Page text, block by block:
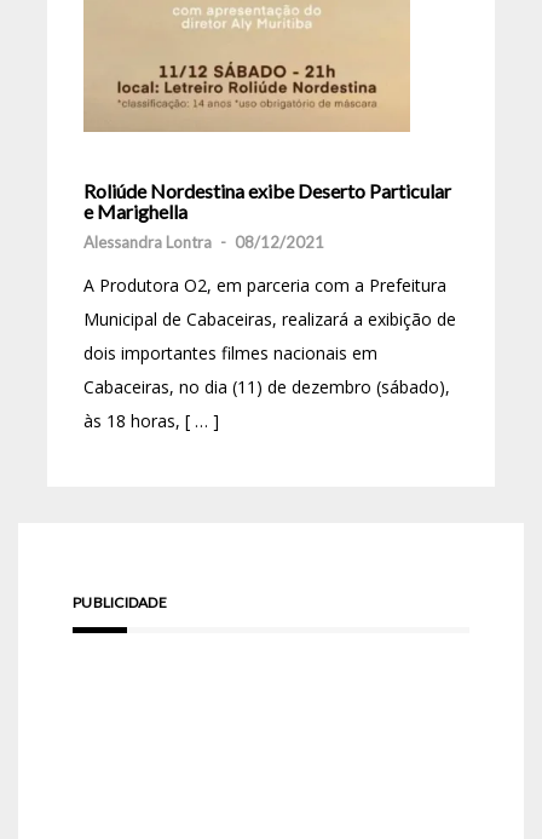
Roliúde Nordestina exibe Deserto Particular
e Marighella
Alessandra Lontra - 08/12/2021
A Produtora O2, em parceria com a Prefeitura
Municipal de Cabaceiras, realizará a exibição de
dois importantes filmes nacionais em
Cabaceiras, no dia (11) de dezembro (sábado),
às 18 horas, [ … ]
PUBLICIDADE